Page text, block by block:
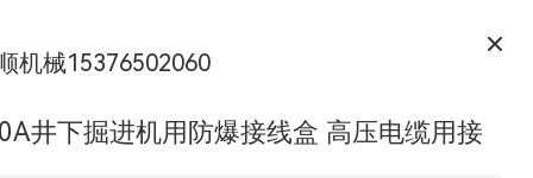
机械15376502060
井下掘进机用防爆接线盒 高压电缆用接